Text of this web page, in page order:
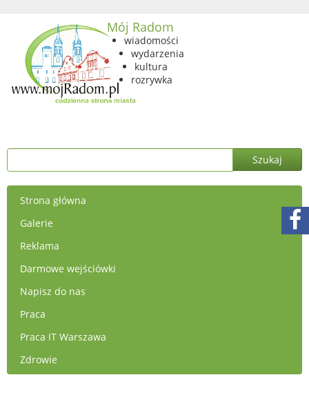
Mój Radom
wiadomości
wydarzenia
kultura
rozrywka
Strona główna
Galerie
Reklama
Darmowe wejściówki
Napisz do nas
Praca
Praca IT Warszawa
Zdrowie